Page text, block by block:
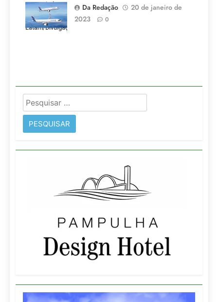
voos criados
pela LATAM.
Latam/Divulgação)
Da Redação
20 de janeiro de
2023
0
Pesquisar
por: